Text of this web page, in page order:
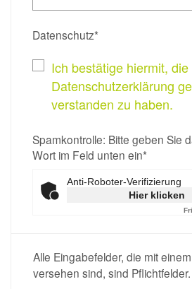
Datenschutz*
Ich bestätige hiermit, die
Datenschutzerklärung
verstanden zu haben.
Spamkontrolle: Bitte geben Sie
Wort im Feld unten ein*
Anti-Roboter-Verifizierung
Hier klicken
Alle Eingabefelder, die mit
versehen sind, sind Pflichtfelder.